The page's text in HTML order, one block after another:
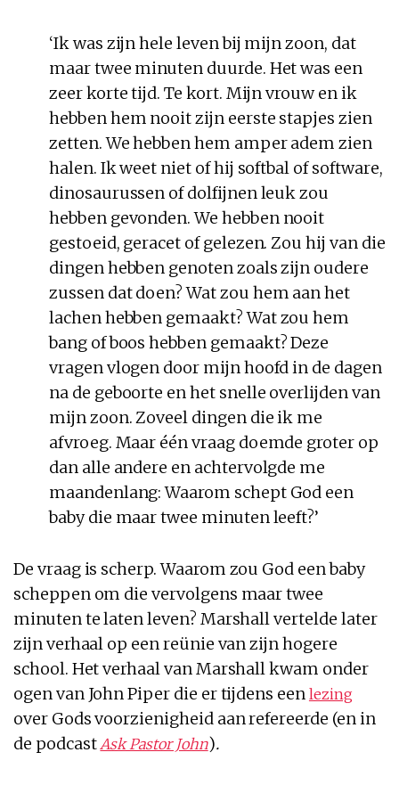
‘Ik was zijn hele leven bij mijn zoon, dat
maar twee minuten duurde. Het was een
zeer korte tijd. Te kort. Mijn vrouw en ik
hebben hem nooit zijn eerste stapjes zien
zetten. We hebben hem amper adem zien
halen. Ik weet niet of hij softbal of software,
dinosaurussen of dolfijnen leuk zou
hebben gevonden. We hebben nooit
gestoeid, geracet of gelezen. Zou hij van die
dingen hebben genoten zoals zijn oudere
zussen dat doen? Wat zou hem aan het
lachen hebben gemaakt? Wat zou hem
bang of boos hebben gemaakt? Deze
vragen vlogen door mijn hoofd in de dagen
na de geboorte en het snelle overlijden van
mijn zoon. Zoveel dingen die ik me
afvroeg. Maar één vraag doemde groter op
dan alle andere en achtervolgde me
maandenlang: Waarom schept God een
baby die maar twee minuten leeft?’
De vraag is scherp. Waarom zou God een baby
scheppen om die vervolgens maar twee
minuten te laten leven? Marshall vertelde later
zijn verhaal op een reünie van zijn hogere
school. Het verhaal van Marshall kwam onder
ogen van John Piper die er tijdens een lezing
over Gods voorzienigheid aan refereerde (en in
de podcast Ask Pastor John).